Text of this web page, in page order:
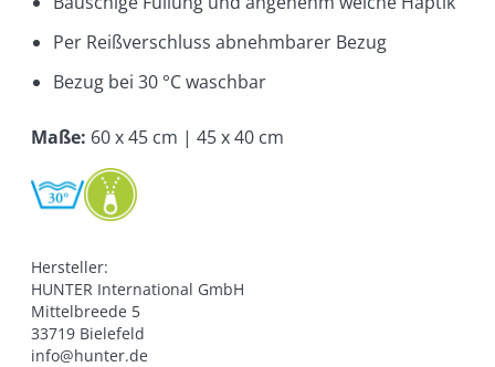
Per Reißverschluss abnehmbarer Bezug
Bezug bei 30 °C waschbar
Maße: 60 x 45 cm | 45 x 40 cm
Hersteller:
HUNTER International GmbH
Mittelbreede 5
33719 Bielefeld
info@hunter.de